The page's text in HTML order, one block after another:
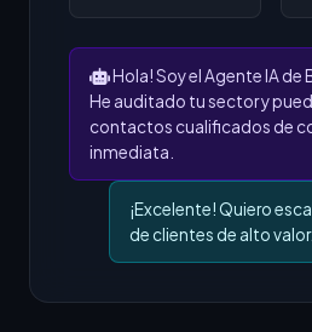
Hola! Soy el Agente IA de
He auditado tu sector y
contactos cualificados de
inmediata.
¡Excelente! Quiero
de clientes de alto valor.